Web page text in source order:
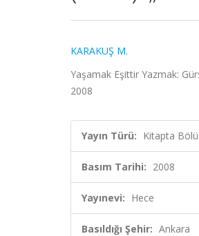
KARAKUŞ M.
Yaşamak Eşittir Yazmak:
2008
Yayın Türü: Kitapta
Basım Tarihi: 2008
Yayınevi: Hece
Basıldığı Şehir: Ankara